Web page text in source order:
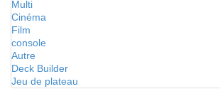
Multi
Cinéma
Film
console
Autre
Deck Builder
Jeu de plateau